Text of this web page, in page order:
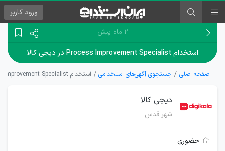
ورود کاربر
۲ ماه پیش
استخدام Process Improvement Specialist در دیجی کالا
صفحه اصلی جستجوی آگهی‌های استخدامی استخدام Process Improvement Specialist در دیجی کالا
دیجی کالا
شهر قدس
حضوری